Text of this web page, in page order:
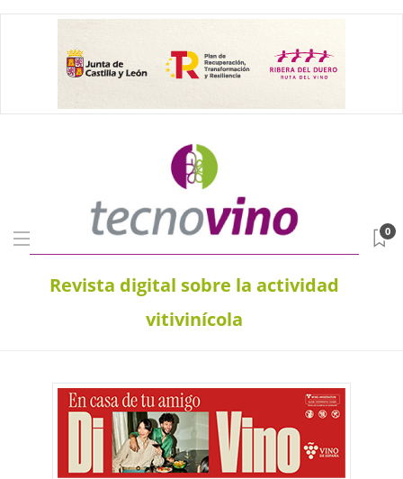
Revista digital sobre la actividad
vitivinícola
0